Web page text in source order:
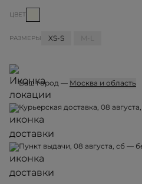
ЦВЕТ
РАЗМЕРЫ XS-S M-L
Ваш город — Москва и область
Курьерская доставка, 08
Пункт выдачи, 08 августа, сб —